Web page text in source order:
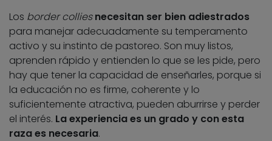
Los border collies necesitan ser bien adiestrados
para manejar adecuadamente su temperamento
activo y su instinto de pastoreo. Son muy listos,
aprenden rápido y entienden lo que se les pide, pero
hay que tener la capacidad de enseñarles, porque si
la educación no es firme, coherente y lo
suficientemente atractiva, pueden aburrirse y perder
el interés. La experiencia es un grado y con esta
raza es necesaria.